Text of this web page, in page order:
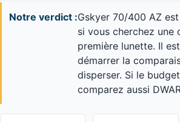
Notre verdict :Gskyer 70/400 AZ
si vous cherchez une
première lunette. Il
démarrer la
disperser. Si le
comparez aussi